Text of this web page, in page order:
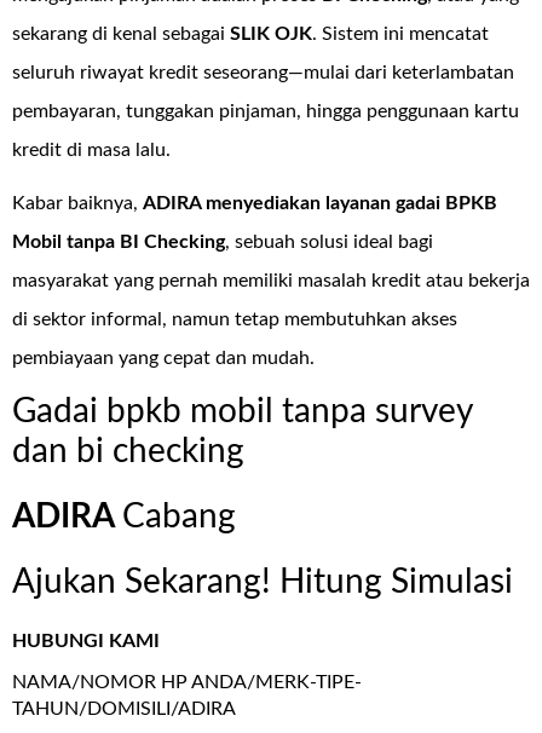
sekarang di kenal sebagai SLIK OJK. Sistem ini mencatat
seluruh riwayat kredit seseorang—mulai dari keterlambatan
pembayaran, tunggakan pinjaman, hingga penggunaan kartu
kredit di masa lalu.
Kabar baiknya, ADIRA menyediakan layanan gadai BPKB
Mobil tanpa BI Checking, sebuah solusi ideal bagi
masyarakat yang pernah memiliki masalah kredit atau bekerja
di sektor informal, namun tetap membutuhkan akses
pembiayaan yang cepat dan mudah.
Gadai bpkb mobil tanpa survey
dan bi checking
ADIRA Cabang
Ajukan Sekarang! Hitung Simulasi
HUBUNGI KAMI
NAMA/NOMOR HP ANDA/MERK-TIPE-
TAHUN/DOMISILI/ADIRA